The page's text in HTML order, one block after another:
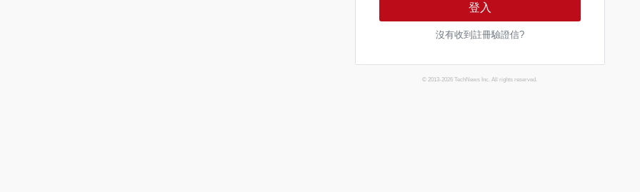
登入
沒有收到註冊驗證信?
© 2013-2026 TechNews Inc. All rights reserved.